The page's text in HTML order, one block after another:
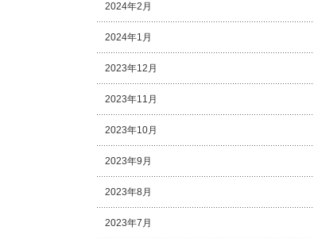
2024年2月
2024年1月
2023年12月
2023年11月
2023年10月
2023年9月
2023年8月
2023年7月